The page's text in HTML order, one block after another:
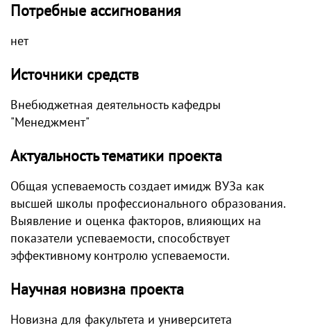
Потребные ассигнования
нет
Источники средств
Внебюджетная деятельность кафедры
"Менеджмент"
Актуальность тематики проекта
Общая успеваемость создает имидж ВУЗа как
высшей школы профессионального образования.
Выявление и оценка факторов, влияющих на
показатели успеваемости, способствует
эффективному контролю успеваемости.
Научная новизна проекта
Новизна для факультета и университета